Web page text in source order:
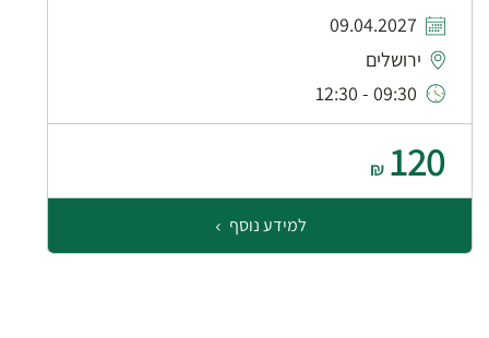
09.04.2027
ירושלים
09:30 - 12:30
120
₪
למידע נוסף